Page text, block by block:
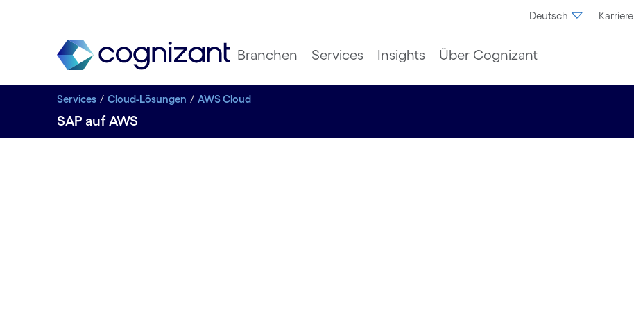
Deutsch Karriere
Branchen Services Insights Über Cognizant
Services Cloud-Lösungen AWS Cloud
SAP auf AWS